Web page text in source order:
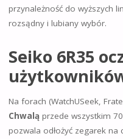
przynależność do wyższych
rozsądny i lubiany wybór.
Seiko 6R35
Na forach (WatchUSeek,
Chwalą przede wszystkim
pozwala odłożyć zegarek na